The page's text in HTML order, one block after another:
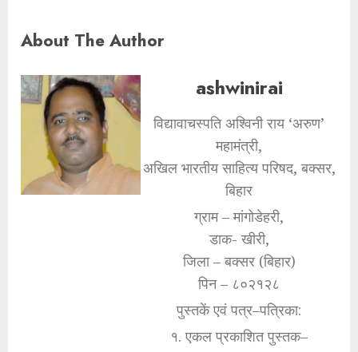
About The Author
ashwinirai
विद्यावाचस्पति अश्विनी राय ‘अरुण’
महामंत्री,
अखिल भारतीय साहित्य परिषद, बक्सर,
बिहार
ग्राम – मांगोडेहरी,
डाक- खीरी,
जिला – बक्सर (बिहार)
पिन – ८०२१२८
पुस्तकें एवं पत्र–पत्रिका:
१. एकल प्रकाशित पुस्तक–